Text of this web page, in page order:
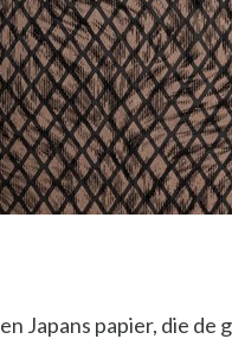
Japans papier, die